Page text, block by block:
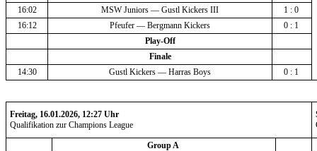
16:02
MSW Juniors — Gustl Kickers III
1 : 0
16:12
Pfeufer — Bergmann Kickers
0 : 1
Play-Off
Finale
14:30
Gustl Kickers — Harras Boys 0 : 1
Freitag, 16.01.2026, 12:27 Uhr
Qualifikation zur Champions League
Group A